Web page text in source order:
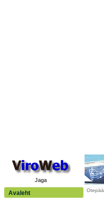
Jaga
Avaleht
Otepää